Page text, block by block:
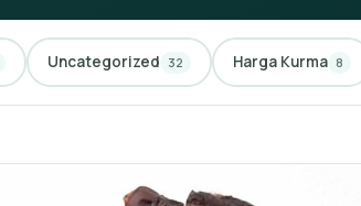
Uncategorized 32 Harga Kurma 8